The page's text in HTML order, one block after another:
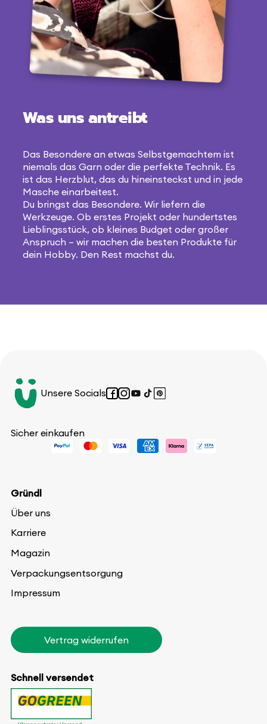
Was uns antreibt
Das Besondere an etwas Selbstgemachtem ist
niemals das Garn oder die perfekte Technik. Es
ist das Herzblut, das du hineinsteckst und in jede
Masche einarbeitest.
Du bringst das Besondere. Wir liefern die
Werkzeuge. Ob erstes Projekt oder hundertstes
Lieblingsstück, ob kleines Budget oder großer
Anspruch – wir machen die besten Produkte für
dein Hobby. Den Rest machst du.
Unsere SocialsFacebook
Instagram
YouTube
TikTokPinterest
Sicher einkaufen
Gründl
Über uns
Karriere
Magazin
Verpackungsentsorgung
Impressum
Vertrag widerrufen
Schnell versendet